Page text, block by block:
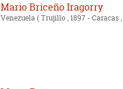
Mario Briceño Iragorry
Venezuela( Trujillo , 1897 - Caracas ,